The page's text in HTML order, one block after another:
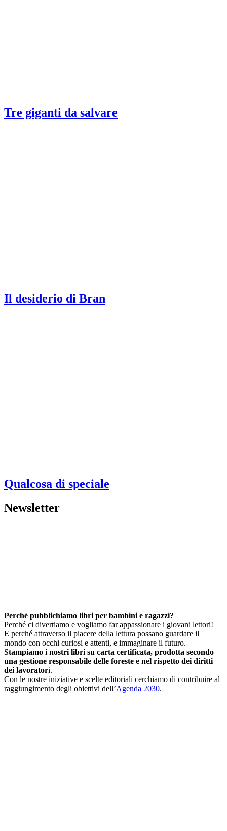
Tre giganti da salvare
Il desiderio di Bran
Qualcosa di speciale
Newsletter
Perché pubblichiamo libri per bambini e ragazzi?
Perché ci divertiamo e vogliamo far appassionare i giovani lettori!
E perché attraverso il piacere della lettura possano guardare il
mondo con occhi curiosi e attenti, e immaginare il futuro.
Stampiamo i nostri libri su carta certificata, prodotta secondo
una gestione responsabile delle foreste e nel rispetto dei diritti
dei lavoratori.
Con le nostre iniziative e scelte editoriali cerchiamo di contribuire al
raggiungimento degli obiettivi dell’Agenda 2030.